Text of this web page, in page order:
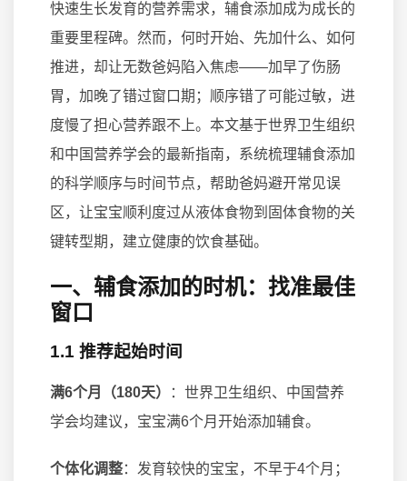
快速生长发育的营养需求，辅食添加成为成长的
重要里程碑。然而，何时开始、先加什么、如何
推进，却让无数爸妈陷入焦虑——加早了伤肠
胃，加晚了错过窗口期；顺序错了可能过敏，进
度慢了担心营养跟不上。本文基于世界卫生组织
和中国营养学会的最新指南，系统梳理辅食添加
的科学顺序与时间节点，帮助爸妈避开常见误
区，让宝宝顺利度过从液体食物到固体食物的关
键转型期，建立健康的饮食基础。
一、辅食添加的时机：找准最佳
窗口
1.1 推荐起始时间
满6个月（180天）
：世界卫生组织、中国营养
学会均建议，宝宝满6个月开始添加辅食。
个体化调整：发育较快的宝宝，不早于4个月；